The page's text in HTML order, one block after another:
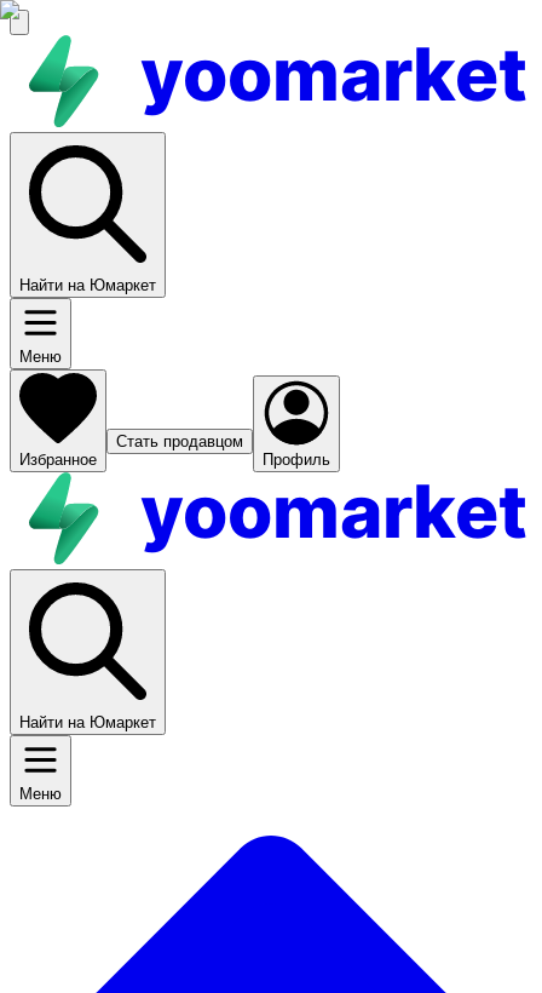
yoomarket
Найти на Юмаркет
Меню
Избранное
Стать продавцом
Профиль
yoomarket
Найти на Юмаркет
Меню